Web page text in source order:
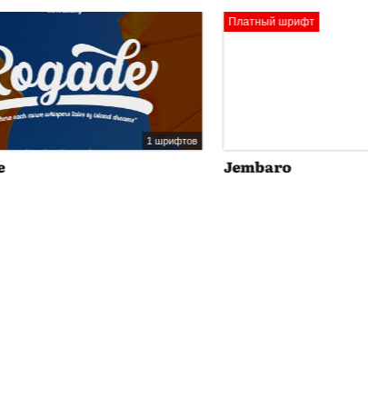
1 шрифтов
Платный шрифт
Jembaro